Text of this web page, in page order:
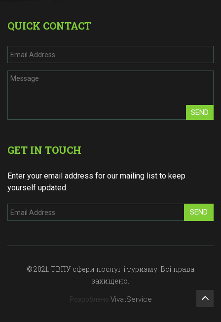
QUICK CONTACT
SEND
GET IN TOUCH
Enter your email address for our mailing list to keep
yourself updated.
SEND
© 2021. ТВПУ сфери послуг і туризму. Всі права
захищено.
Розроблено VivatService